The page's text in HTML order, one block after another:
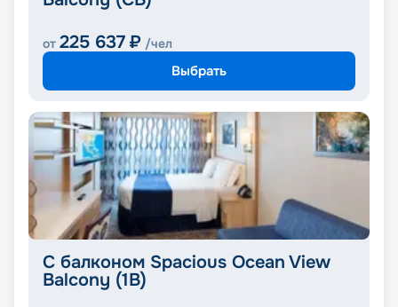
от 225 637 ₽ /чел
Выбрать
С балконом Spacious Ocean View
Balcony (1B)